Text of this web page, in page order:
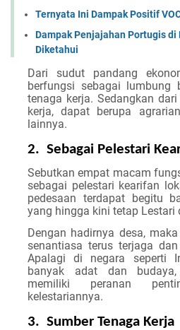
Ternyata Ini Dampak Positif
Dampak Penjajahan Portugis
Diketahui
Dari sudut pandang
berfungsi sebagai lumbung
tenaga kerja. Sedangkan
kerja, dapat berupa
lainnya.
2. Sebagai Pelestari
Sebutkan empat macam
sebagai pelestari kearifan
pedesaan terdapat begitu
yang hingga kini tetap Lestari
Dengan hadirnya desa,
senantiasa terus terjaga
Apalagi di negara seperti
banyak adat dan budaya,
memiliki peranan
kelestariannya.
3. Sumber Tenaga Kerja